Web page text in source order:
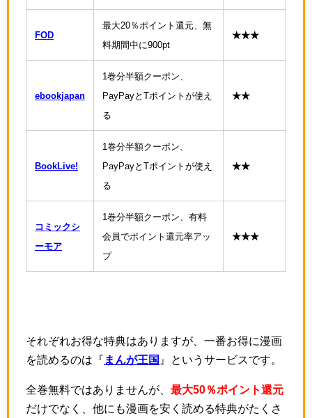
FOD
最大20％ポイント還元、無
料期間中に900pt
★★★
ebookjapan
1巻分半額クーポン、
PayPayとTポイントが使え
る
★★
BookLive!
1巻分半額クーポン、
PayPayとTポイントが使え
る
★★
コミックシ
ーモア
1巻分半額クーポン、有料
会員でポイント還元率アッ
プ
★★★
それぞれお得な特典はありますが、一番お得に漫画
を読めるのは『 まんが王国 』というサービスです。
全巻無料ではありませんが、 最大50％ポイント還元
だけでなく、他にも漫画を安く読める特典がたくさ